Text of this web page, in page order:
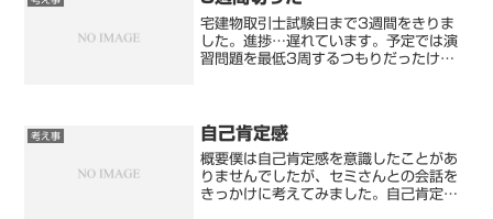
宅建物取引士試験日まで3週間をきりま
した。進捗…遅れています。予定では演
習問題を最低3周するつもりだったけ
たことですが、理由わかり...
考え事 自己肯定感
概要僕は自己肯定感を意識したことがあ
りませんでしたが、セミさんとの会話を
きっかけに考えてみました。自己肯定感